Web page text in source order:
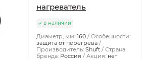
нагреватель
в наличии
Диаметр, мм: 160
Особенности:
защита от перегрева
Производитель: Shuft
Страна
бренда: Россия Акция: нет